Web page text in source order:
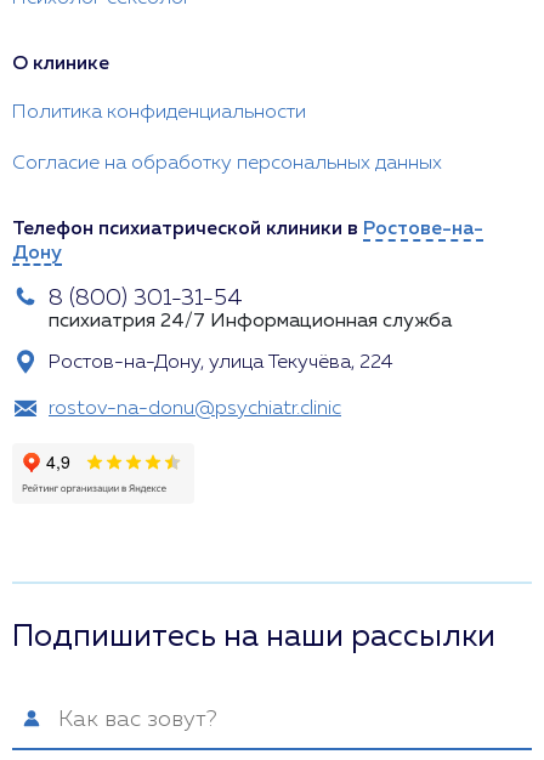
О клинике
Политика конфиденциальности
Согласие на обработку персональных данных
Телефон психиатрической клиники в Ростове-на-
Дону
8 (800) 301-31-54
психиатрия 24/7 Информационная служба
Ростов-на-Дону, улица Текучёва, 224
rostov-na-donu@psychiatr.clinic
Подпишитесь на наши рассылки